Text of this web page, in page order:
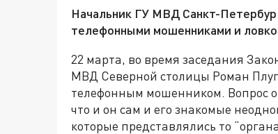
Начальник ГУ МВД Санкт-
телефонными мошенниками и ловко
22 марта, во время заседания
МВД Северной столицы Роман
телефонным мошенником. Вопрос
что и он сам и его знакомые
которые представлялись то